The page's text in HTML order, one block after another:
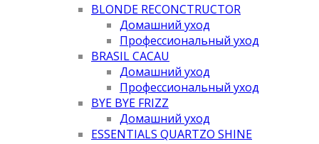
BLONDE RECONCTRUCTOR
Домашний уход
Профессиональный уход
BRASIL CACAU
Домашний уход
Профессиональный уход
BYE BYE FRIZZ
Домашний уход
ESSENTIALS QUARTZO SHINE